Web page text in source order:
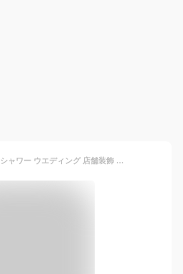
マカロンカラー ベビーシャワー ウエディング 店舗装飾 DIY 撮影 イベント 誕生日 フラワー デイジー バルーン セット 風船101枚 バルーンアーチ 風船 ウェルカムスペース フォトブース バルーンガーランドキット 夏